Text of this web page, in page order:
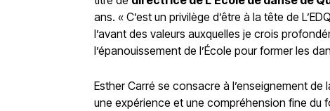
ans. « C’est un privilège d’être à la tête de
l’avant des valeurs auxquelles je crois
l’épanouissement de l’École pour former les
Esther Carré se consacre à l’enseignement
une expérience et une compréhension fine du